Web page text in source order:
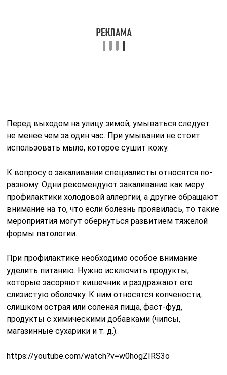
Перед выходом на улицу зимой, умываться следует
не менее чем за один час. При умывании не стоит
использовать мыло, которое сушит кожу.
К вопросу о закаливании специалисты относятся по-
разному. Одни рекомендуют закаливание как меру
профилактики холодовой аллергии, а другие обращают
внимание на то, что если болезнь проявилась, то такие
мероприятия могут обернуться развитием тяжелой
формы патологии.
При профилактике необходимо особое внимание
уделить питанию. Нужно исключить продукты,
которые засоряют кишечник и раздражают его
слизистую оболочку. К ним относятся копчености,
слишком острая или соленая пища, фаст-фуд,
продукты с химическими добавками (чипсы,
магазинные сухарики и т. д.).
https://youtube.com/watch?v=w0hogZIRS3o